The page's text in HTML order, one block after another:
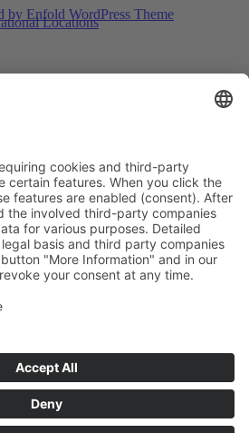
Locations
by Enfold WordPress Theme
(CN)-法律声明